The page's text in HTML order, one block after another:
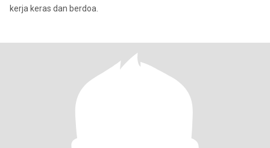
kerja keras dan berdoa.